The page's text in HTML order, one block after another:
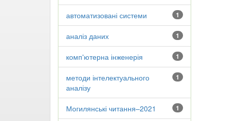
1
автоматизовані системи
1
аналіз даних
1
комп'ютерна інженерія
1
методи інтелектуального
аналізу
1
Могилянські читання–2021